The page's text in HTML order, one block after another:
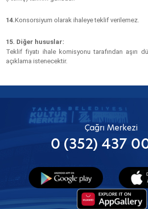
14.Konsorsiyum olarak ihaleye teklif verilemez.
15. Diğer hususlar:
Teklif fiyatı ihale komisyonu tarafından
açıklama istenecektir.
Çağrı Merkezi
0 (352) 437